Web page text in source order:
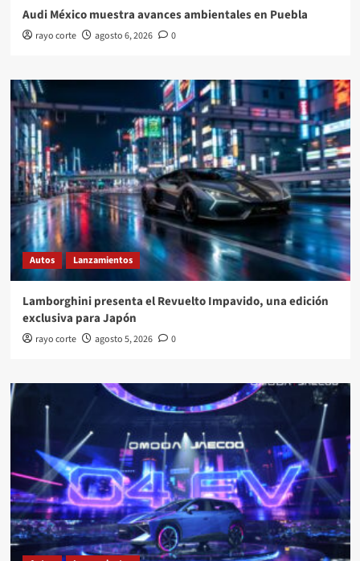
Audi México muestra avances ambientales en Puebla
rayo corte agosto 6, 2026 0
Autos Lanzamientos
Lamborghini presenta el Revuelto Impavido, una edición
exclusiva para Japón
rayo corte agosto 5, 2026 0